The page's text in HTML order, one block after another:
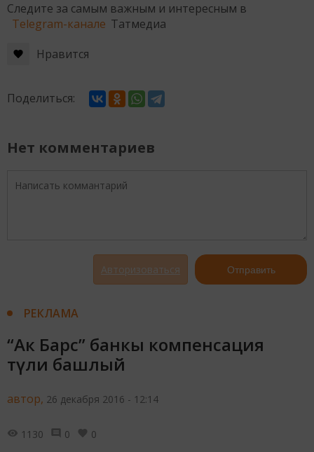
Следите за самым важным и интересным в
Telegram-канале Татмедиа
Нравится
Поделиться:
Нет комментариев
Авторизоваться Отправить
РЕКЛАМА
“Ак Барс” банкы компенсация
түли башлый
автор, 26 декабря 2016 - 12:14
1130 0 0